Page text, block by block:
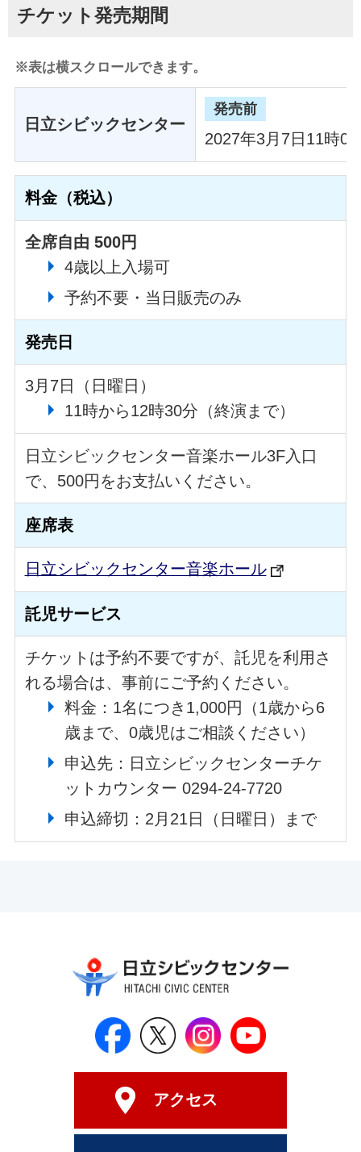
チケット発売期間
※表は横スクロールできます。
日立シビックセンター
発売前
2027年3月7日11時
料金（税込）
全席自由 500円
4歳以上入場可
予約不要・当日販売のみ
発売日
3月7日（日曜日）
11時から12時30分（終演まで）
日立シビックセンター音楽ホール3F入口
で、500円をお支払いください。
座席表
日立シビックセンター音楽ホール
託児サービス
チケットは予約不要ですが、託児を利用さ
れる場合は、事前にご予約ください。
料金：1名につき1,000円（1歳から6
歳まで、0歳児はご相談ください）
申込先：日立シビックセンターチケ
ットカウンター 0294-24-7720
申込締切：2月21日（日曜日）まで
日立シビックセンター公式
日立シビックセンター
日立シビックセ
アクセス